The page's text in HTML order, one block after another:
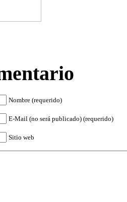
Nombre (requerido)
E-Mail (no será publicado) (requerido)
Sitio web